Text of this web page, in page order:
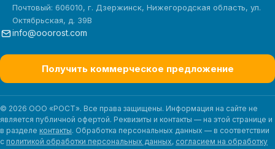
Почтовый: 606010, г. Дзержинск, Нижегородская область, ул.
Октябрьская, д. 39В
info@ooorost.com
Получить коммерческое предложение
© 2026 ООО «РОСТ». Все права защищены. Информация на сайте не
является публичной офертой. Реквизиты и контакты — на этой странице и
в разделе контакты. Обработка персональных данных — в соответствии
с политикой обработки персональных данных, согласием на обработку